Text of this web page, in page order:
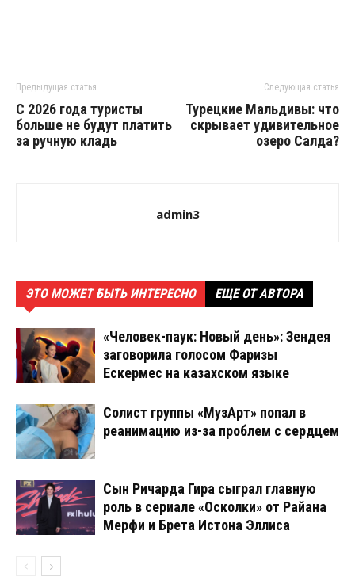
Предыдущая статья
С 2026 года туристы
больше не будут платить
за ручную кладь
Следующая статья
Турецкие Мальдивы: что
скрывает удивительное
озеро Салда?
admin3
ЭТО МОЖЕТ БЫТЬ ИНТЕРЕСНО ЕЩЕ ОТ АВТОРА
«Человек-паук: Новый день»: Зендея
заговорила голосом Фаризы
Ескермес на казахском языке
Солист группы «МузАрт» попал в
реанимацию из-за проблем с сердцем
Сын Ричарда Гира сыграл главную
роль в сериале «Осколки» от Райана
Мерфи и Брета Истона Эллиса